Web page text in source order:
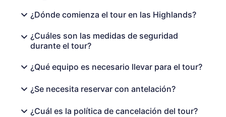
¿Dónde comienza el tour en las Highlands?
¿Cuáles son las medidas de seguridad
durante el tour?
¿Qué equipo es necesario llevar para el tour?
¿Se necesita reservar con antelación?
¿Cuál es la política de cancelación del tour?